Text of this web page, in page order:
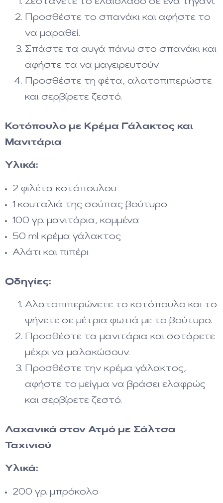
Ζεστάνετε το ελαιόλαδο σε ένα τηγάνι.
Προσθέστε το σπανάκι και αφήστε το
να μαραθεί.
Σπάστε τα αυγά πάνω στο σπανάκι και
αφήστε τα να μαγειρευτούν.
Προσθέστε τη φέτα, αλατοπιπερώστε
και σερβίρετε ζεστό.
Κοτόπουλο με Κρέμα Γάλακτος και
Μανιτάρια
Υλικά:
2 φιλέτα κοτόπουλου
1 κουταλιά της σούπας βούτυρο
100 γρ. μανιτάρια, κομμένα
50 ml κρέμα γάλακτος
Αλάτι και πιπέρι
Οδηγίες:
Αλατοπιπερώνετε το κοτόπουλο και το
ψήνετε σε μέτρια φωτιά με το βούτυρο.
Προσθέστε τα μανιτάρια και σοτάρετε
μέχρι να μαλακώσουν.
Προσθέστε την κρέμα γάλακτος,
αφήστε το μείγμα να βράσει ελαφρώς
και σερβίρετε ζεστό.
Λαχανικά στον Ατμό με Σάλτσα
Ταχινιού
Υλικά:
200 γρ. μπρόκολο